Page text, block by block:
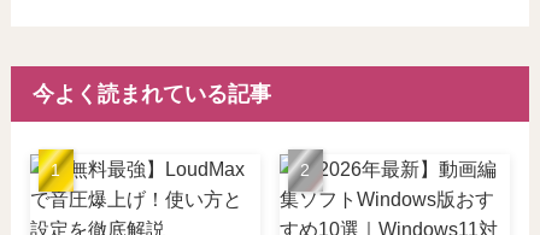
今よく読まれている記事